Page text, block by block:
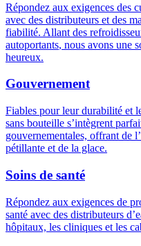
Répondez aux exigences des
avec des distributeurs et des
fiabilité. Allant des
autoportants, nous avons une
heureux.
Gouvernement
Fiables pour leur durabilité et
sans bouteille s’intègrent
gouvernementales, offrant de
pétillante et de la glace.
Soins de santé
Répondez aux exigences de
santé avec des distributeurs
hôpitaux, les cliniques et les